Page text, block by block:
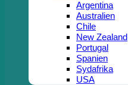
Argentina
Australien
Chile
New Zealand
Portugal
Spanien
Sydafrika
USA